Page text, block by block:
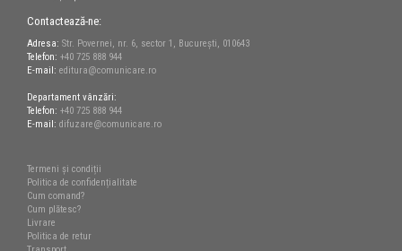
Contactează-ne:
Adresa: Str. Povernei, nr. 6, sector 1, București, 010643
Telefon: +40 725 888 944
E-mail: editura@comunicare.ro
Departament vânzări:
Telefon: +40 725 888 944
E-mail: difuzare@comunicare.ro
Termeni și condiții
Politica de confidențialitate
Cum comand?
Cum plătesc?
Livrare
Politica de retur